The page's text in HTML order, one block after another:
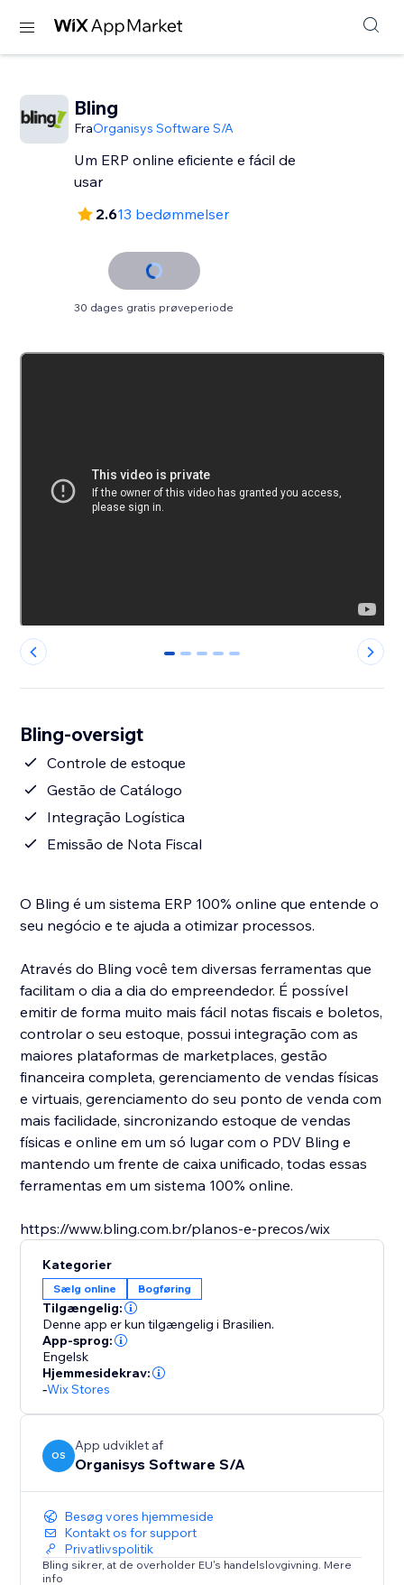
Bling
FraOrganisys Software S/A
Um ERP online eficiente e fácil de
usar
2.613 bedømmelser
30 dages gratis prøveperiode
0 1 2 3 4
Bling-oversigt
Controle de estoque
Gestão de Catálogo
Integração Logística
Emissão de Nota Fiscal
O Bling é um sistema ERP 100% online que entende o
seu negócio e te ajuda a otimizar processos.
Através do Bling você tem diversas ferramentas que
facilitam o dia a dia do empreendedor. É possível
emitir de forma muito mais fácil notas fiscais e boletos,
controlar o seu estoque, possui integração com as
maiores plataformas de marketplaces, gestão
financeira completa, gerenciamento de vendas físicas
e virtuais, gerenciamento do seu ponto de venda com
mais facilidade, sincronizando estoque de vendas
físicas e online em um só lugar com o PDV Bling e
mantendo um frente de caixa unificado, todas essas
ferramentas em um sistema 100% online.
https://www.bling.com.br/planos-e-precos/wix
Kategorier
Sælg online Bogføring
Tilgængelig:
Denne app er kun tilgængelig i Brasilien.
App-sprog:
Engelsk
Hjemmesidekrav:
-Wix Stores
OS
App udviklet af
Organisys Software S/A
Besøg vores hjemmeside
Kontakt os for support
Privatlivspolitik
Bling sikrer, at de overholder EU's handelslovgivning. Mere
info